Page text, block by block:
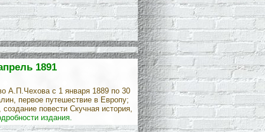
1891
А.П.Чехова с 1 января 1889 по 30
первое путешествие в Европу;
повести Скучная история,
издания.